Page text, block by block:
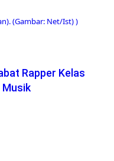
Rapper Kelas
Musik